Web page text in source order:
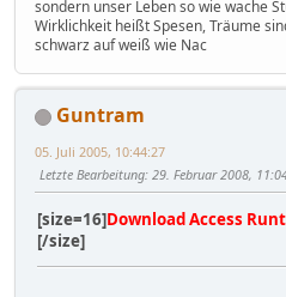
sondern unser Leben so wie wache
Wirklichkeit heißt Spesen, Träume
schwarz auf weiß wie Nac
Guntram
05. Juli 2005, 10:44:27
Letzte Bearbeitung: 29. Februar 2008,
[size=16]Download Access
[/size]